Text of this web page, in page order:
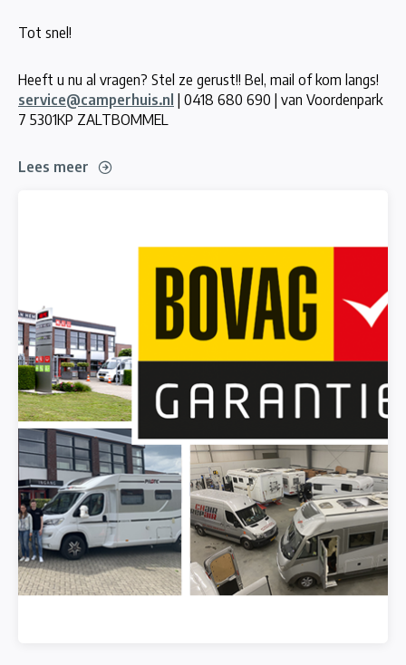
Tot snel!
Heeft u nu al vragen? Stel ze gerust!! Bel, mail of kom langs!
service@camperhuis.nl
| 0418 680 690 | van Voordenpark
7 5301KP ZALTBOMMEL
Lees meer